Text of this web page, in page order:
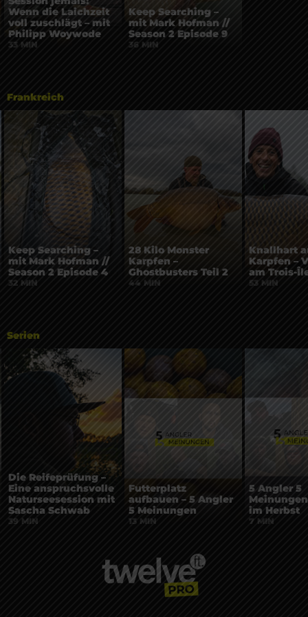
33 MIN
Wenn die Laichzeit
voll zuschlägt – mit
Philipp Woywode
36 MIN
Keep Searching –
mit Mark Hofman //
Season 2 Episode 9
Frankreich
32 MIN
Keep Searching –
mit Mark Hofman //
Season 2 Episode 4
44 MIN
28 Kilo Monster
Karpfen –
Ghostbusters Teil 2
53 MIN
Knallhart
Karpfen –
am Trois-
Serien
39 MIN
Die Reifeprüfung –
Eine anspruchsvolle
Naturseesession mit
Sascha Schwab
13 MIN
Futterplatz
aufbauen – 5 Angler
5 Meinungen
7 MIN
5 Angler 5
im Herbst